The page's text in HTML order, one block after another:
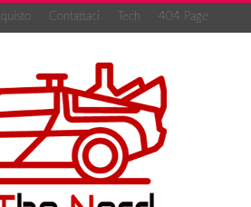
Contattaci Tech 404 Page